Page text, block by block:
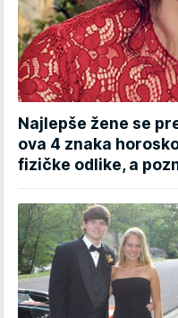
Najlepše žene se
ova 4 znaka
fizičke odlike, a